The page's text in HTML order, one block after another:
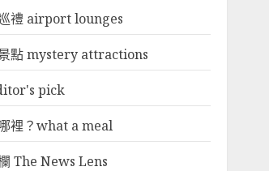
禮 airport lounges
點 mystery attractions
pick
裡？what a meal
The News Lens